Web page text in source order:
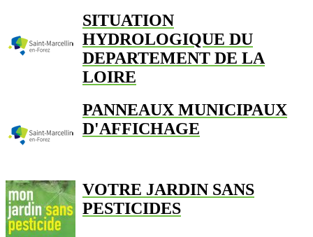
SITUATION
HYDROLOGIQUE DU
DEPARTEMENT DE LA
LOIRE
PANNEAUX MUNICIPAUX
D'AFFICHAGE
VOTRE JARDIN SANS
PESTICIDES